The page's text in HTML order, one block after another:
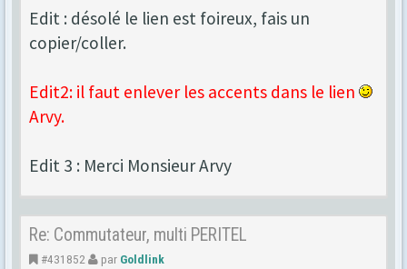
Edit : désolé le lien est foireux, fais un
copier/coller.
Edit2: il faut enlever les accents dans le lien
Arvy.
Edit 3 : Merci Monsieur Arvy
Re: Commutateur, multi PERITEL
#431852 par Goldlink